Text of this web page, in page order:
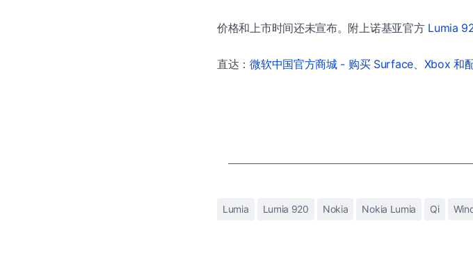
价格和上市时间还未宣布。附上诺基亚官方 Lumia
直达：微软中国官方商城 - 购买 Surface、Xbox 和
Lumia Lumia 920 Nokia Nokia Lumia Qi